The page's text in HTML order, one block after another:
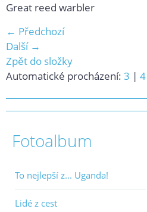
Great reed warbler
← Předchozí
Další →
Zpět do složky
Automatické procházení: 3 | 4
Fotoalbum
To nejlepší z... Uganda!
Lidé z cest